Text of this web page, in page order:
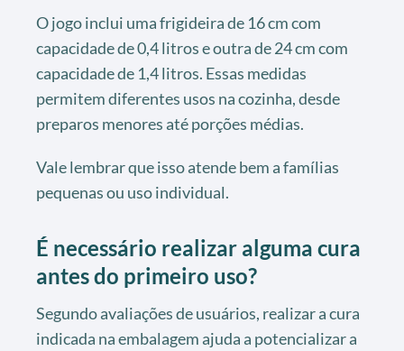
O jogo inclui uma frigideira de 16 cm com
capacidade de 0,4 litros e outra de 24 cm com
capacidade de 1,4 litros. Essas medidas
permitem diferentes usos na cozinha, desde
preparos menores até porções médias.
Vale lembrar que isso atende bem a famílias
pequenas ou uso individual.
É necessário realizar alguma cura
antes do primeiro uso?
Segundo avaliações de usuários, realizar a cura
indicada na embalagem ajuda a potencializar a